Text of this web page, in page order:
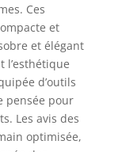
Ces
et
et élégant
l’esthétique
d’outils
pensée pour
Les avis des
optimisée,